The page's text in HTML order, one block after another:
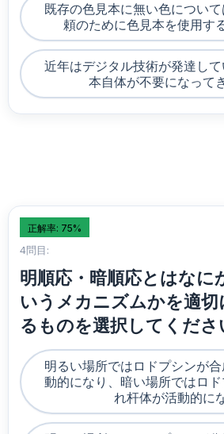
既存の色見本に無い色につい
頼のために色見本を使用す
近年はデジタル技術が発達し
本自体が不要になって
正解率: 75%
4問目:
明順応・暗順応とはなに
いうメカニズムかを適
るものを選択してくださ
明るい場所ではロドプシンが
動的になり、暗い場所ではロ
れ杆体が活動的に